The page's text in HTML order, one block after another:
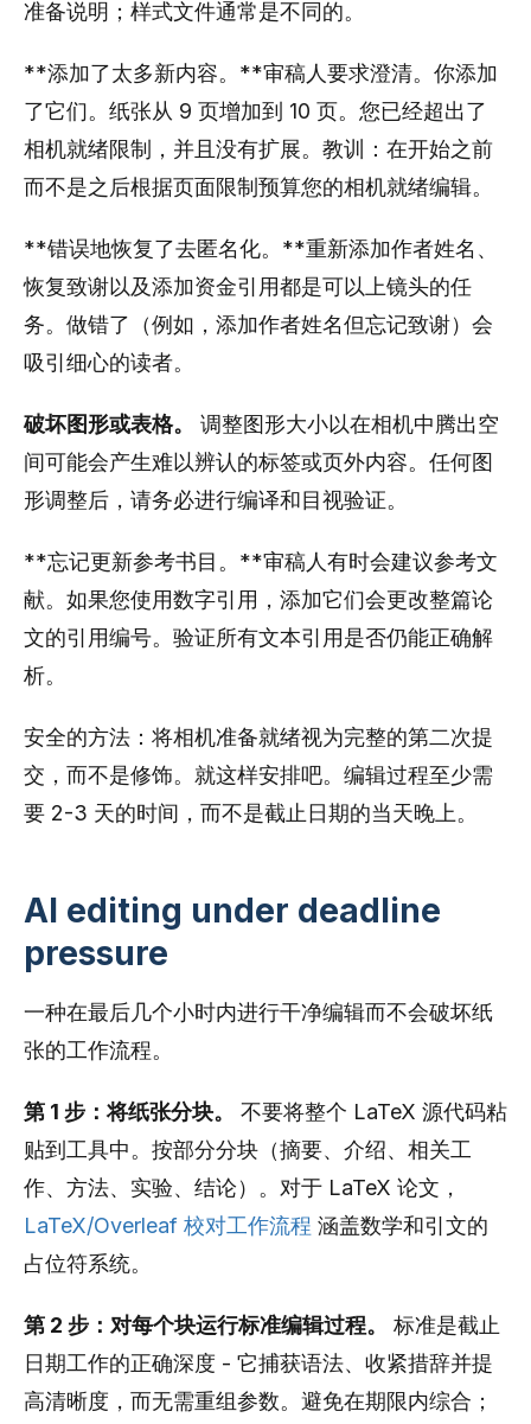
准备说明；样式文件通常是不同的。
**添加了太多新内容。**审稿人要求澄清。你添加
了它们。纸张从 9 页增加到 10 页。您已经超出了
相机就绪限制，并且没有扩展。教训：在开始之前
而不是之后根据页面限制预算您的相机就绪编辑。
**错误地恢复了去匿名化。**重新添加作者姓名、
恢复致谢以及添加资金引用都是可以上镜头的任
务。做错了（例如，添加作者姓名但忘记致谢）会
吸引细心的读者。
破坏图形或表格。
调整图形大小以在相机中腾出空
间可能会产生难以辨认的标签或页外内容。任何图
形调整后，请务必进行编译和目视验证。
**忘记更新参考书目。**审稿人有时会建议参考文
献。如果您使用数字引用，添加它们会更改整篇论
文的引用编号。验证所有文本引用是否仍能正确解
析。
安全的方法：将相机准备就绪视为完整的第二次提
交，而不是修饰。就这样安排吧。编辑过程至少需
要 2-3 天的时间，而不是截止日期的当天晚上。
AI editing under deadline
pressure
一种在最后几个小时内进行干净编辑而不会破坏纸
张的工作流程。
第 1 步：将纸张分块。
不要将整个 LaTeX 源代码粘
贴到工具中。按部分分块（摘要、介绍、相关工
作、方法、实验、结论）。对于 LaTeX 论文，
LaTeX/Overleaf 校对工作流程 涵盖数学和引文的
占位符系统。
第 2 步：对每个块运行标准编辑过程。
标准是截止
日期工作的正确深度 - 它捕获语法、收紧措辞并提
高清晰度，而无需重组参数。避免在期限内综合；